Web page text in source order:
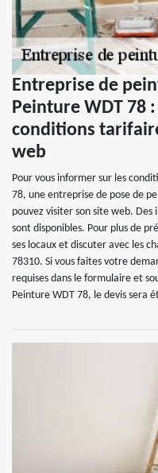
Entreprise de
Peinture WDT 78
conditions
web
Pour vous informer sur les
78, une entreprise de pose de
pouvez visiter son site web.
sont disponibles. Pour plus de
ses locaux et discuter avec les
78310. Si vous faites votre
requises dans le formulaire et
Peinture WDT 78, le devis sera